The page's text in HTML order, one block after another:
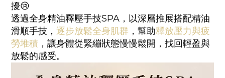
擾😢
透過全身精油釋壓手技SPA，以深層推展搭配精油
滑順手技， 逐步放鬆全身肌群 ，幫助釋放壓力與疲
勞堆積 ，讓身體從緊繃狀態慢慢鬆開，找回輕盈與
放鬆的感受。